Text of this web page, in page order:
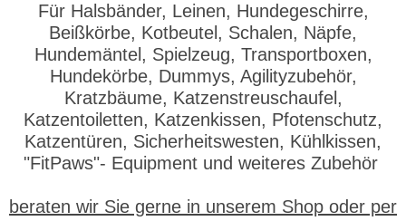
Für Halsbänder, Leinen, Hundegeschirre,
Beißkörbe, Kotbeutel, Schalen, Näpfe,
Hundemäntel, Spielzeug, Transportboxen,
Hundekörbe, Dummys, Agilityzubehör,
Kratzbäume, Katzenstreuschaufel,
Katzentoiletten, Katzenkissen, Pfotenschutz,
Katzentüren, Sicherheitswesten, Kühlkissen,
"FitPaws"- Equipment und weiteres Zubehör
beraten wir Sie gerne in unserem Shop oder per